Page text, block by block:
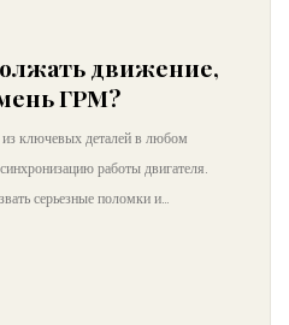
движение,
ГРМ?
ключевых деталей в любом
работы двигателя.
серьезные поломки и
ремонта. В статье
если ремень ГРМ
по дальнейшим